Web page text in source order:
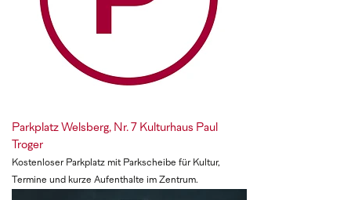
Parkplatz Welsberg, Nr. 7 Kulturhaus Paul
Troger
Kostenloser Parkplatz mit Parkscheibe für Kultur,
Termine und kurze Aufenthalte im Zentrum.